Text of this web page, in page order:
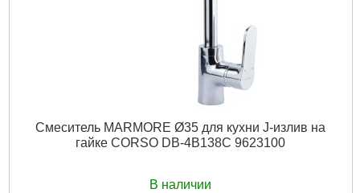
Смеситель MARMORE Ø35 для кухни J-излив на
гайке CORSO DB-4B138C 9623100
В наличии